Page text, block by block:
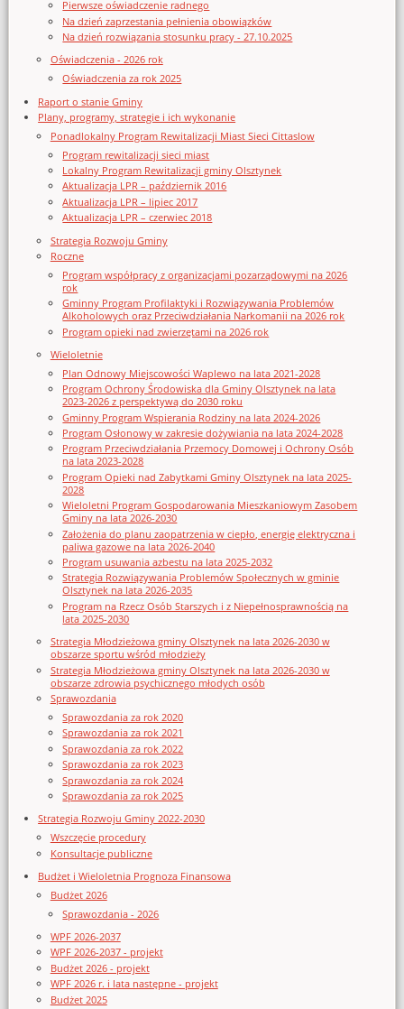
Pierwsze oświadczenie radnego
Na dzień zaprzestania pełnienia obowiązków
Na dzień rozwiązania stosunku pracy - 27.10.2025
Oświadczenia - 2026 rok
Oświadczenia za rok 2025
Raport o stanie Gminy
Plany, programy, strategie i ich wykonanie
Ponadlokalny Program Rewitalizacji Miast Sieci Cittaslow
Program rewitalizacji sieci miast
Lokalny Program Rewitalizacji gminy Olsztynek
Aktualizacja LPR – październik 2016
Aktualizacja LPR – lipiec 2017
Aktualizacja LPR – czerwiec 2018
Strategia Rozwoju Gminy
Roczne
Program współpracy z organizacjami pozarządowymi na 2026
rok
Gminny Program Profilaktyki i Rozwiązywania Problemów
Alkoholowych oraz Przeciwdziałania Narkomanii na 2026 rok
Program opieki nad zwierzętami na 2026 rok
Wieloletnie
Plan Odnowy Miejscowości Waplewo na lata 2021-2028
Program Ochrony Środowiska dla Gminy Olsztynek na lata
2023-2026 z perspektywą do 2030 roku
Gminny Program Wspierania Rodziny na lata 2024-2026
Program Osłonowy w zakresie dożywiania na lata 2024-2028
Program Przeciwdziałania Przemocy Domowej i Ochrony Osób
na lata 2023-2028
Program Opieki nad Zabytkami Gminy Olsztynek na lata 2025-
2028
Wieloletni Program Gospodarowania Mieszkaniowym Zasobem
Gminy na lata 2026-2030
Założenia do planu zaopatrzenia w ciepło, energię elektryczna i
paliwa gazowe na lata 2026-2040
Program usuwania azbestu na lata 2025-2032
Strategia Rozwiązywania Problemów Społecznych w gminie
Olsztynek na lata 2026-2035
Program na Rzecz Osób Starszych i z Niepełnosprawnością na
lata 2025-2030
Strategia Młodzieżowa gminy Olsztynek na lata 2026-2030 w
obszarze sportu wśród młodzieży
Strategia Młodzieżowa gminy Olsztynek na lata 2026-2030 w
obszarze zdrowia psychicznego młodych osób
Sprawozdania
Sprawozdania za rok 2020
Sprawozdania za rok 2021
Sprawozdania za rok 2022
Sprawozdania za rok 2023
Sprawozdania za rok 2024
Sprawozdania za rok 2025
Strategia Rozwoju Gminy 2022-2030
Wszczęcie procedury
Konsultacje publiczne
Budżet i Wieloletnia Prognoza Finansowa
Budżet 2026
Sprawozdania - 2026
WPF 2026-2037
WPF 2026-2037 - projekt
Budżet 2026 - projekt
WPF 2026 r. i lata następne - projekt
Budżet 2025